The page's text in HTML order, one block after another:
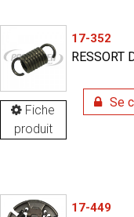
Fiche
produit
17-352
RESSORT
Se
17-449